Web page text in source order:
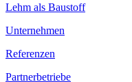
Lehm als Baustoff
Unternehmen
Referenzen
Partnerbetriebe